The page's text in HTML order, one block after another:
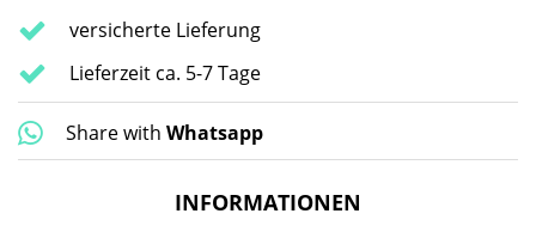
versicherte Lieferung
Lieferzeit ca. 5-7 Tage
Share with Whatsapp
INFORMATIONEN